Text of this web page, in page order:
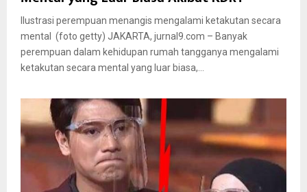
Ilustrasi perempuan menangis mengalami ketakutan secara
mental (foto getty) JAKARTA, jurnal9.com – Banyak
perempuan dalam kehidupan rumah tangganya mengalami
ketakutan secara mental yang luar biasa,...